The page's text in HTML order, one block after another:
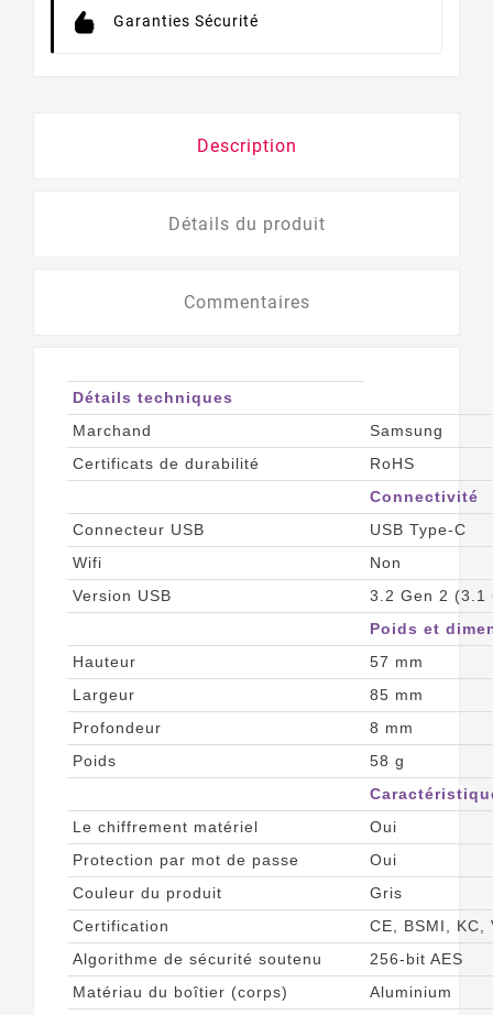
Garanties Sécurité
Description
Détails du produit
Commentaires
Détails techniques
Marchand
Samsung
Certificats de durabilité
RoHS
Connectivité
Connecteur USB
USB Type-C
Wifi
Non
Version USB
3.2 Gen 2 (3.1
Poids et
Hauteur
57 mm
Largeur
85 mm
Profondeur
8 mm
Poids
58 g
Le chiffrement matériel
Oui
Protection par mot de passe
Oui
Couleur du produit
Gris
Certification
CE, BSMI, KC,
Algorithme de sécurité soutenu
256-bit AES
Matériau du boîtier (corps)
Aluminium